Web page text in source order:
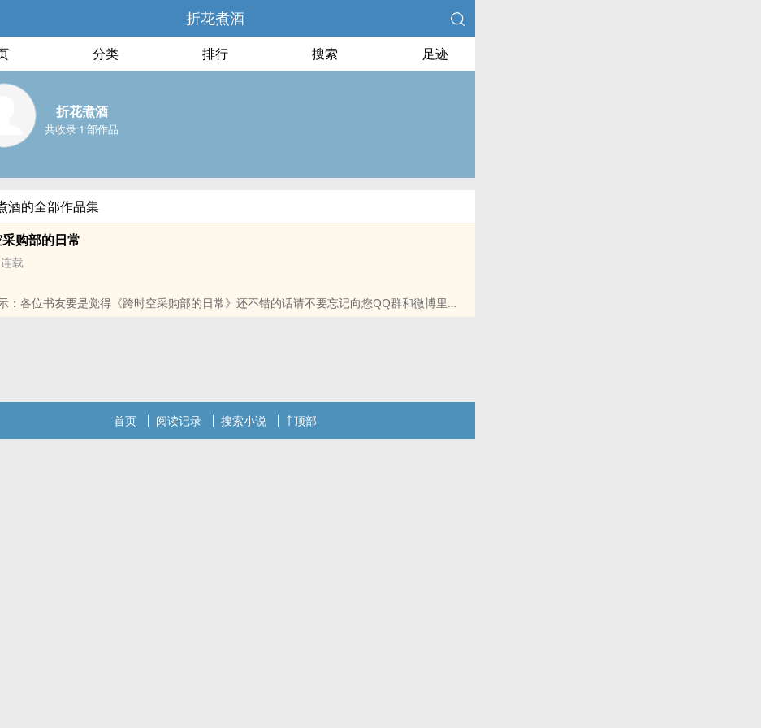
折花煮酒
分类 排行 搜索 足迹
折花煮酒
共收录 1 部作品
酒的全部作品集
购部的日常
连载
：各位书友要是觉得《跨时空采购部的日常》还不错的话请不要忘记向您QQ群和微博里的
首页 阅读记录 搜索小说 顶部